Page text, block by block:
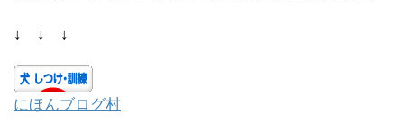
↓ ↓ ↓
にほんブログ村